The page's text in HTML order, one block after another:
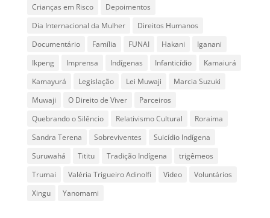
Crianças em Risco
Depoimentos
Dia Internacional da Mulher
Direitos Humanos
Documentário
Família FUNAI Hakani
Iganani
Ikpeng
Imprensa Indígenas Infanticídio
Kamaiurá
Kamayurá
Legislação Lei Muwaji
Marcia Suzuki
Muwaji
O Direito de Viver
Parceiros
Quebrando o Silêncio
Relativismo Cultural
Roraima
Sandra Terena
Sobreviventes
Suicídio Indígena
Suruwahá
Tititu Tradição Indígena
trigêmeos
Trumai
Valéria Trigueiro Adinolfi Video
Voluntários
Xingu
Yanomami